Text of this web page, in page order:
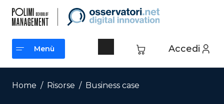
contenuto
Accedi
Menù
Menù
Home / Risorse / Business case